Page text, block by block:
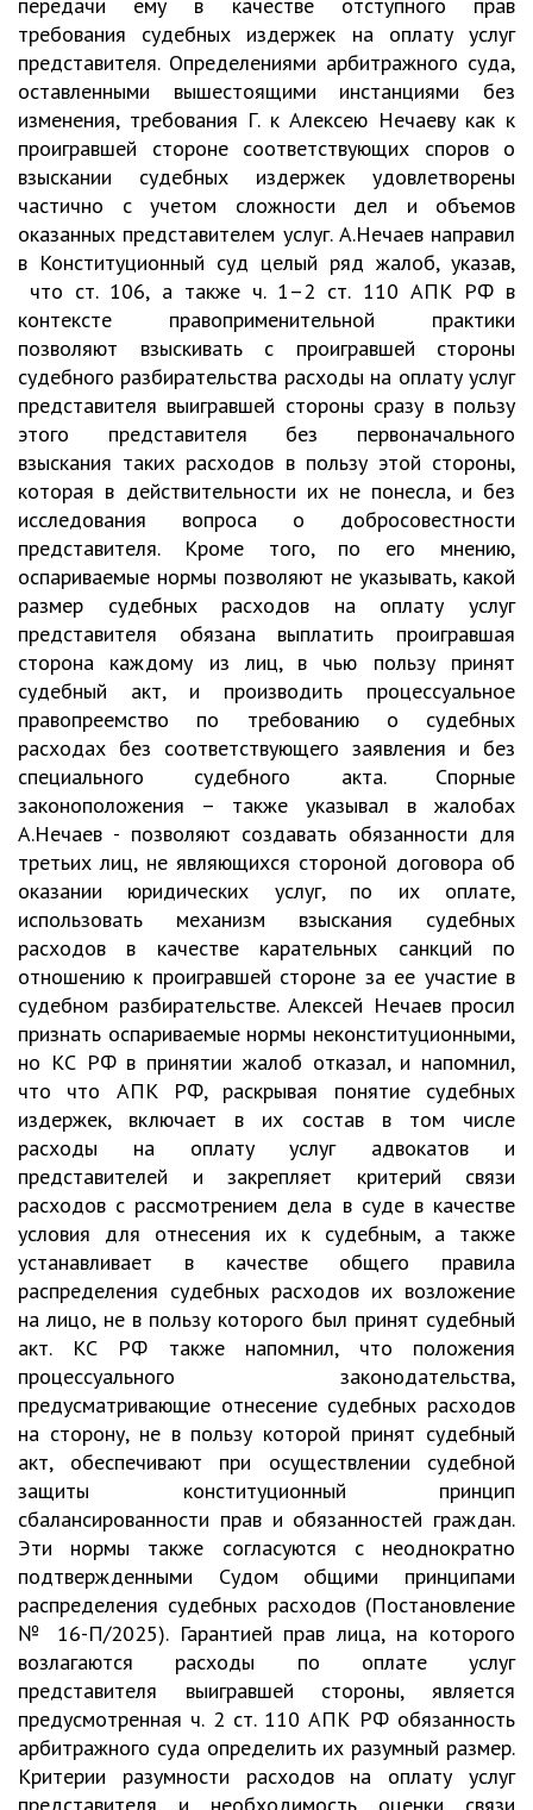
требования судебных издержек на оплату услуг
представителя. Определениями арбитражного суда,
оставленными вышестоящими инстанциями без
изменения, требования Г. к Алексею Нечаеву как к
проигравшей стороне соответствующих споров о
взыскании судебных издержек удовлетворены
частично с учетом сложности дел и объемов
оказанных представителем услуг. А.Нечаев направил
в Конституционный суд целый ряд жалоб, указав,
что ст. 106, а также ч. 1–2 ст. 110 АПК РФ в
контексте правоприменительной практики
позволяют взыскивать с проигравшей стороны
судебного разбирательства расходы на оплату услуг
представителя выигравшей стороны сразу в пользу
этого представителя без первоначального
взыскания таких расходов в пользу этой стороны,
которая в действительности их не понесла, и без
исследования вопроса о добросовестности
представителя. Кроме того, по его мнению,
оспариваемые нормы позволяют не указывать, какой
размер судебных расходов на оплату услуг
представителя обязана выплатить проигравшая
сторона каждому из лиц, в чью пользу принят
судебный акт, и производить процессуальное
правопреемство по требованию о судебных
расходах без соответствующего заявления и без
специального судебного акта. Спорные
законоположения – также указывал в жалобах
А.Нечаев - позволяют создавать обязанности для
третьих лиц, не являющихся стороной договора об
оказании юридических услуг, по их оплате,
использовать механизм взыскания судебных
расходов в качестве карательных санкций по
отношению к проигравшей стороне за ее участие в
судебном разбирательстве. Алексей Нечаев просил
признать оспариваемые нормы неконституционными,
но КС РФ в принятии жалоб отказал, и напомнил,
что что АПК РФ, раскрывая понятие судебных
издержек, включает в их состав в том числе
расходы на оплату услуг адвокатов и
представителей и закрепляет критерий связи
расходов с рассмотрением дела в суде в качестве
условия для отнесения их к судебным, а также
устанавливает в качестве общего правила
распределения судебных расходов их возложение
на лицо, не в пользу которого был принят судебный
акт. КС РФ также напомнил, что положения
процессуального законодательства,
предусматривающие отнесение судебных расходов
на сторону, не в пользу которой принят судебный
акт, обеспечивают при осуществлении судебной
защиты конституционный принцип
сбалансированности прав и обязанностей граждан.
Эти нормы также согласуются с неоднократно
подтвержденными Судом общими принципами
распределения судебных расходов (Постановление
№ 16-П/2025). Гарантией прав лица, на которого
возлагаются расходы по оплате услуг
представителя выигравшей стороны, является
предусмотренная ч. 2 ст. 110 АПК РФ обязанность
арбитражного суда определить их разумный размер.
Критерии разумности расходов на оплату услуг